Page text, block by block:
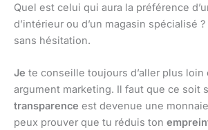
Quel est celui qui aura la préférence
d’intérieur ou d’un magasin spécialisé
sans hésitation.
Je te conseille toujours d’aller plus loin
argument marketing. Il faut que ce soit
transparence est devenue une
peux prouver que tu réduis ton